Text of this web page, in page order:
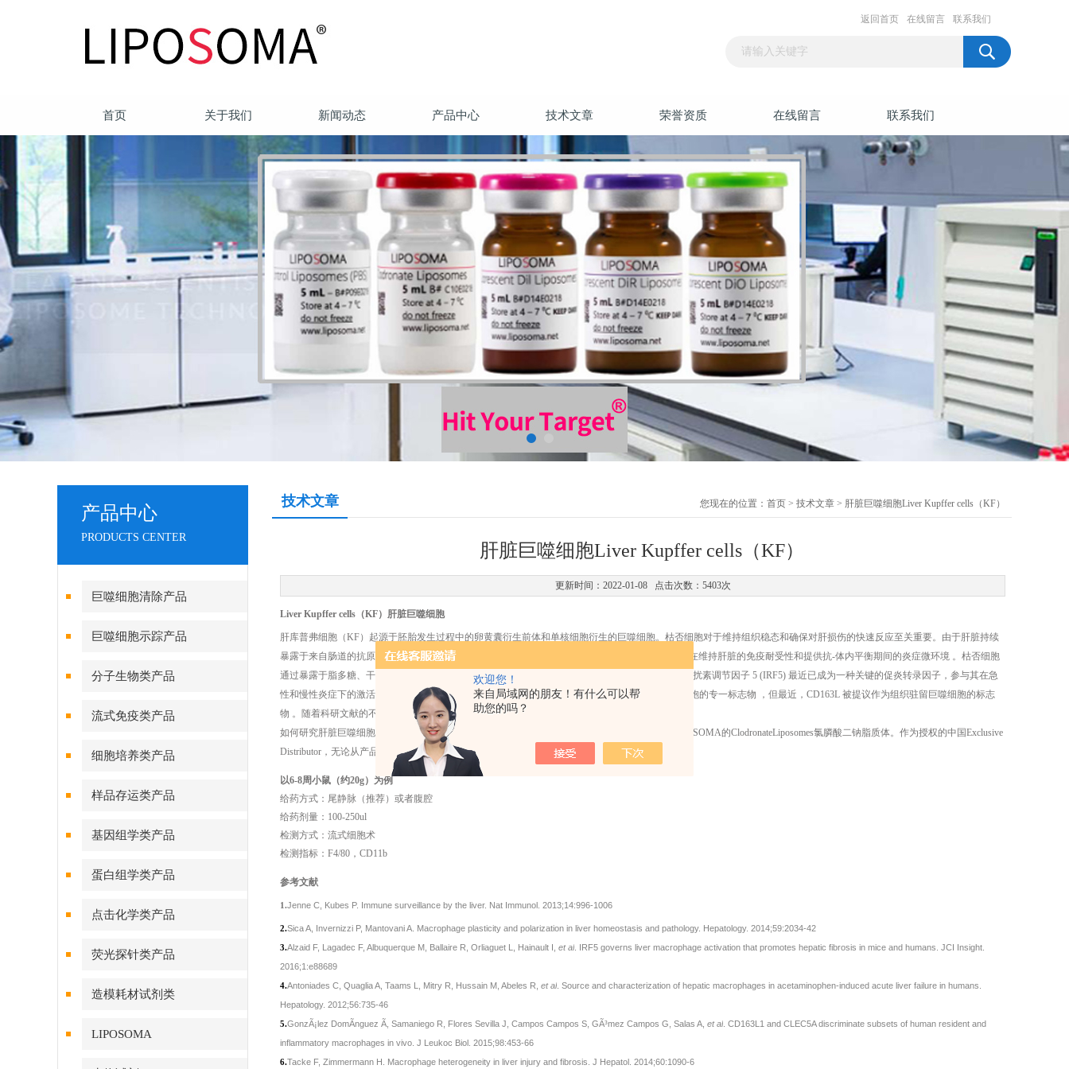
欢迎您！
来自局域网的朋友！有什么可以帮
助您的吗？
返回首页 在线留言 联系我们
首页 关于我们 新闻动态 产品中心 技术文章 荣誉资质 在线留言 联系我们
产品中心
PRODUCTS CENTER
巨噬细胞清除产品
巨噬细胞示踪产品
分子生物类产品
流式免疫类产品
细胞培养类产品
样品存运类产品
基因组学类产品
蛋白组学类产品
点击化学类产品
荧光探针类产品
造模耗材试剂类
LIPOSOMA
技术文章 您现在的位置： 首页 > 技术文章 > 肝脏巨噬细胞Liver Kupffer cells（KF）
肝脏巨噬细胞Liver Kupffer cells（KF）
更新时间：2022-01-08 点击次数：5403次
Liver Kupffer cells（KF）肝脏巨噬细胞
肝库普弗细胞（KF）起源于胚胎发生过程中的卵黄囊衍生前体和单核细胞衍生的巨噬细胞。枯否细胞对于维持组织稳态和确保对肝损伤的快速反应至关重要。由于肝脏持续
暴露于来自肠道的抗原和低水平的细菌内毒素，库普弗细胞有助于抑制免疫系统的“意外"激活，并在维持肝脏的免疫耐受性和提供抗-体内平衡期间的炎症微环境 。枯否细胞
通过暴露于脂多糖、干扰素-γ 或 IL-4/IL-13 被激活 。激活后，它们会调节炎症并募集免疫细胞 。干扰素调节因子 5 (IRF5) 最近已成为一种关键的促炎转录因子，参与其在急
性和慢性炎症下的激活 。在人类肝脏中，CD68 已被提议作为一种标志物；然而，它不是库普弗细胞的专一标志物 ，但最近，CD163L 被提议作为组织驻留巨噬细胞的标志
物 。随着科研文献的不断发表，不断涌现新的Marker。但是核心Marker仍是以F4/80底基。
如何研究肝脏巨噬细胞的功能？一个强有力的工具就是清除肝脏巨噬细胞。靶点科技库存大量LIPOSOMA的ClodronateLiposomes氯膦酸二钠脂质体。作为授权的中国Exclusive
Distributor，无论从产品质量还是技术支持，都能给予从理论到实践的赋能。
以6-8周小鼠（约20g）为例
给药方式：尾静脉（推荐）或者腹腔
给药剂量：100-250ul
检测方式：流式细胞术
检测指标：F4/80，CD11b
参考文献
1.Jenne C, Kubes P. Immune surveillance by the liver. Nat Immunol. 2013;14:996-1006
2.Sica A, Invernizzi P, Mantovani A. Macrophage plasticity and polarization in liver homeostasis and pathology. Hepatology. 2014;59:2034-42
3.Alzaid F, Lagadec F, Albuquerque M, Ballaire R, Orliaguet L, Hainault I, et al . IRF5 governs liver macrophage activation that promotes hepatic fibrosis in mice and humans. JCI Insight.
2016;1:e88689
4.Antoniades C, Quaglia A, Taams L, Mitry R, Hussain M, Abeles R, et al . Source and characterization of hepatic macrophages in acetaminophen-induced acute liver failure in humans.
Hepatology. 2012;56:735-46
5.GonzÃ¡lez DomÃ­nguez Ã, Samaniego R, Flores Sevilla J, Campos Campos S, GÃ³mez Campos G, Salas A, et al . CD163L1 and CLEC5A discriminate subsets of human resident and
inflammatory macrophages in vivo. J Leukoc Biol. 2015;98:453-66
6.Tacke F, Zimmermann H. Macrophage heterogeneity in liver injury and fibrosis. J Hepatol. 2014;60:1090-6